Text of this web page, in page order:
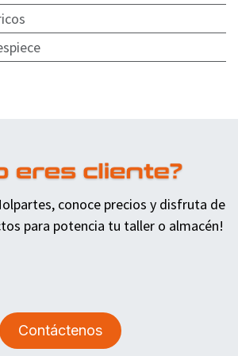
conoce precios y disfruta de
para potencia tu taller o almacén!
Contáctenos